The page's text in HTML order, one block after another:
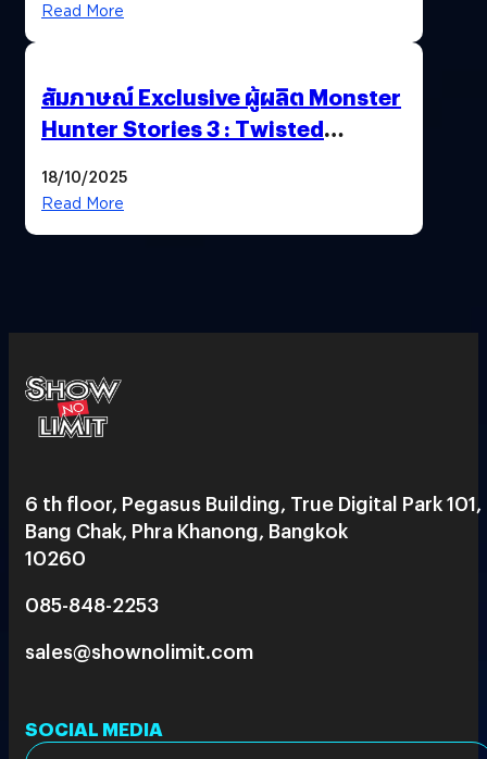
Read More
สัมภาษณ์ Exclusive ผู้ผลิต Monster
Hunter Stories 3 : Twisted
สวยฉ่ำ !
18/10/2025
Read More
6 th floor, Pegasus Building, True Digital Park 101,
Bang Chak, Phra Khanong, Bangkok
10260
085-848-2253
sales@shownolimit.com
SOCIAL MEDIA